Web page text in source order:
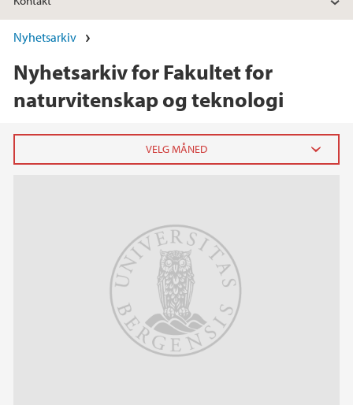
Nyhetsarkiv
Nyhetsarkiv for Fakultet for
naturvitenskap og teknologi
april (5)
mars (2)
februar (4)
januar (8)
2025